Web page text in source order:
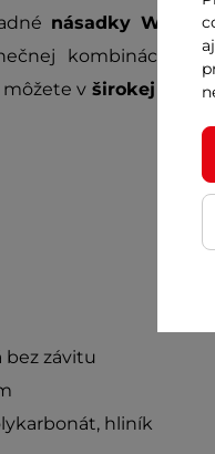
násadky
kombinácii
v širokej
bez závitu
hliník